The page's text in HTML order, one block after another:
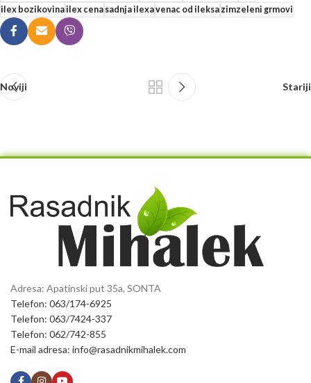
ilex bozikovinailex cenasadnja ilexavenac od ileksazimzeleni grmovi
Noviji Stariji
Adresa: Apatinski put 35a, SONTA
Telefon: 063/174-6925
Telefon: 063/7424-337
Telefon: 062/742-855
E-mail adresa: info@rasadnikmihalek.com